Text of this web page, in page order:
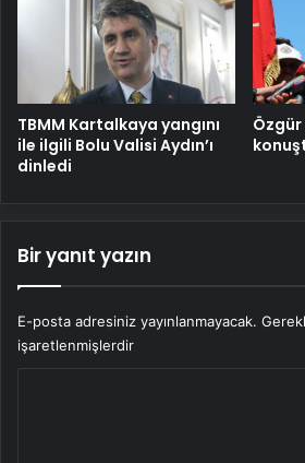
TBMM Kartalkaya yangını
ile ilgili Bolu Valisi Aydın’ı
dinledi
Özgür
Bir yanıt yazın
E-posta adresiniz yayınlanmayacak.
işaretlenmişlerdir